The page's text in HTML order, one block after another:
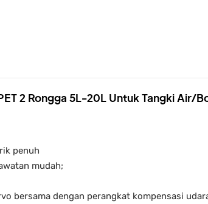
2 Rongga 5L-20L Untuk Tangki Air/
penuh
mudah;
bersama dengan perangkat kompensasi